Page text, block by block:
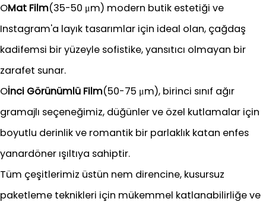
OMat Film(35-50 μm) modern butik estetiği ve
Instagram'a layık tasarımlar için ideal olan, çağdaş
kadifemsi bir yüzeyle sofistike, yansıtıcı olmayan bir
zarafet sunar.
Oİnci Görünümlü Film(50-75 μm), birinci sınıf ağır
gramajlı seçeneğimiz, düğünler ve özel kutlamalar için
boyutlu derinlik ve romantik bir parlaklık katan enfes
yanardöner ışıltıya sahiptir.
Tüm çeşitlerimiz üstün nem direncine, kusursuz
paketleme teknikleri için mükemmel katlanabilirliğe ve